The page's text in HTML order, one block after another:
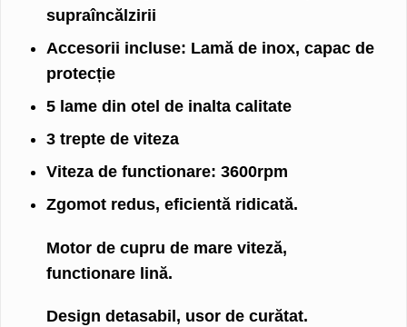
supraîncălzirii
Accesorii incluse: Lamă de inox, capac de
protecție
5 lame din otel de inalta calitate
3 trepte de viteza
Viteza de functionare: 3600rpm
Zgomot redus, eficientă ridicată.
Motor de cupru de mare viteză,
functionare lină.
Design detasabil, usor de curătat.